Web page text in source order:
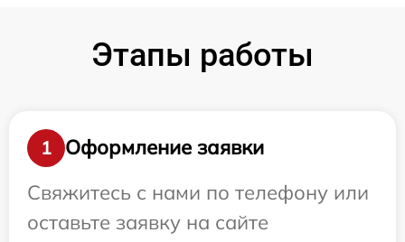
Этапы работы
1
Оформление заявки
Свяжитесь с нами по телефону или
оставьте заявку на сайте